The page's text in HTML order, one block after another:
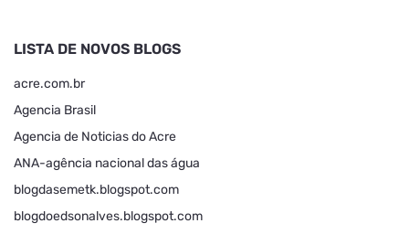
LISTA DE NOVOS BLOGS
acre.com.br
Agencia Brasil
Agencia de Noticias do Acre
ANA-agência nacional das água
blogdasemetk.blogspot.com
blogdoedsonalves.blogspot.com